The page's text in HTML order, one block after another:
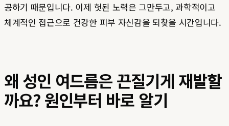
공하기 때문입니다. 이제 헛된 노력은 그만두고, 과학적이고
체계적인 접근으로 건강한 피부 자신감을 되찾을 시간입니다.
왜 성인 여드름은 끈질기게 재발할
까요? 원인부터 바로 알기